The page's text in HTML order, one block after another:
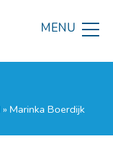
» Marinka Boerdijk
MENU